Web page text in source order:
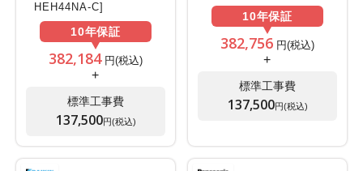
HEH44NA-C]
10年保証
382,184円(税込)
+
標準工事費
137,500円(税込)
10年保証
382,756 円(税込)
+
標準工事費
137,500円(税込)